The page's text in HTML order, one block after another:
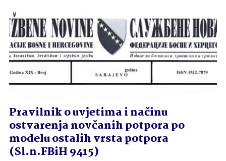
Pravilnik o uvjetima i načinu
ostvarenja novčanih potpora po
modelu ostalih vrsta potpora
(Sl.n.FBiH 9415)